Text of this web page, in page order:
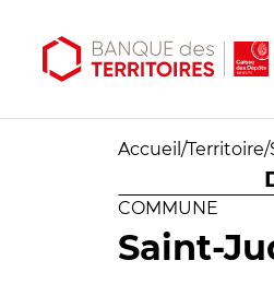
Accueil /Territoire/
COMMUNE
Saint-